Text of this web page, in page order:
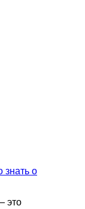
знать о
это